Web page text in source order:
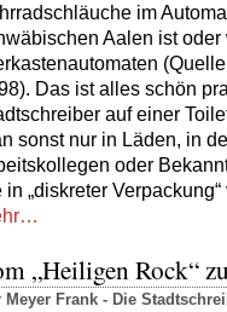
im
Aalen ist
Das ist alles schön
auf einer
sonst nur in Läden, in
oder
in „diskreter
„Heiligen Rock“
Meyer Frank - Die